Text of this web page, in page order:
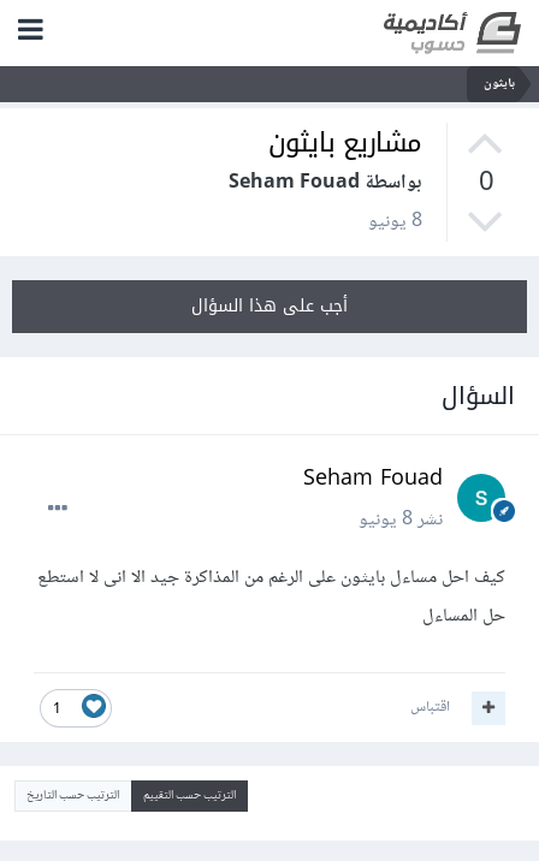
بايثون
0
مشاريع بايثون
بواسطة Seham Fouad
8 يونيو
أجب على هذا السؤال
السؤال
Seham Fouad
نشر8 يونيو
كيف احل مساءل بايثون على الرغم من المذاكرة جيد الا انى لا استطع
حل المساءل
1 اقتباس
الترتيب حسب التقييم الترتيب حسب التاريخ